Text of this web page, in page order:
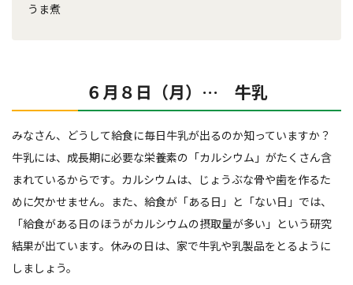
うま煮
６月８日（月）… 牛乳
みなさん、どうして給食に毎日牛乳が出るのか知っていますか？
牛乳には、成長期に必要な栄養素の「カルシウム」がたくさん含
まれているからです。カルシウムは、じょうぶな骨や歯を作るた
めに欠かせません。また、給食が「ある日」と「ない日」では、
「給食がある日のほうがカルシウムの摂取量が多い」という研究
結果が出ています。休みの日は、家で牛乳や乳製品をとるように
しましょう。